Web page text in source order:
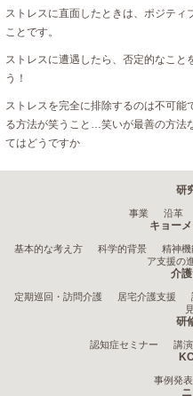
ストレスに直面したときは、ポジティ
ことです。
ストレスに遭遇したら、否定的なこと
う！
ストレスを完全に排除するのは不可能
る方法が笑うこと…笑いが最善の方法
てはどうですか
研
事業 沿革
キョー
基本的な考え方 科学的背景 精神機
ア支援の
介
定期巡回・訪問介護 居宅介護支援
研
認知症セミナー 講
事例発